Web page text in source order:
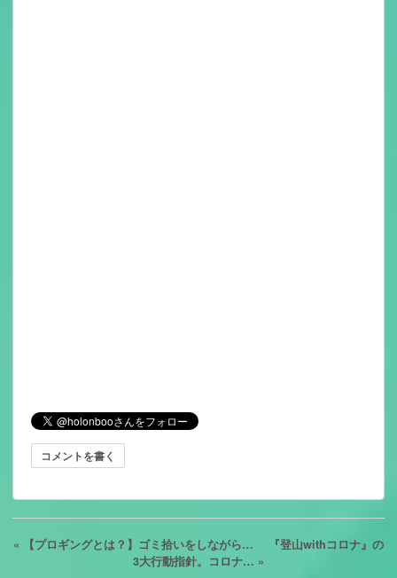
コメントを書く
« 【プロギングとは？】ゴミ拾いをしながら…
『登山withコロナ』の
3大行動指針。コロナ… »